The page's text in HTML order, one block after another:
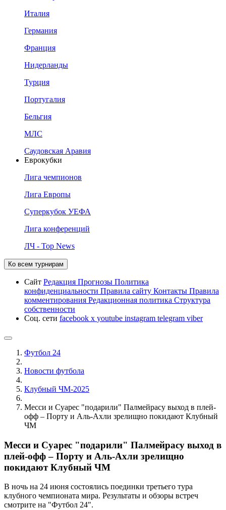
Италия
Германия
Франция
Нидерланды
Турция
Португалия
Бельгия
МЛС
Саудовская Аравия
Еврокубки
Лига чемпионов
Лига Европы
Суперкубок УЕФА
Лига конференций
ЛЧ - Top News
Ко всем турнирам
Сайт Редакция Прогнозы Политика
конфиденциальности Правила сайту Контакты Правила
комментирования Редакционная политика Структура
собственности
Соц. сети facebook x youtube instagram telegram viber
Футбол 24
Новости футбола
Клубный ЧМ-2025
Месси и Суарес "подарили" Палмейрасу выход в плей-
офф – Порту и Аль-Ахли зрелищно покидают Клубный
ЧМ
Месси и Суарес "подарили" Палмейрасу выход в
плей-офф – Порту и Аль-Ахли зрелищно
покидают Клубный ЧМ
В ночь на 24 июня состоялись поединки третьего тура
клубного чемпионата мира. Результаты и обзоры встреч
смотрите на "Футбол 24".